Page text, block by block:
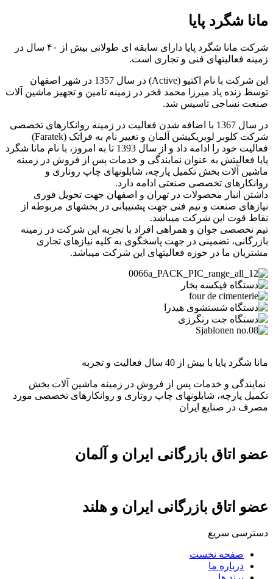
مانا شگرد پایا
شرکت مانا شگرد پایا دارای سابقه ای طولانی بیش از ۴۰ سال در
زمینه فعالیتهای فنی و تجاری است.
این شرکت با نام اکتیو (Active) در سال 1357 در شهر اصفهان
توسط زنده یاد میرزا محمد فخر در زمینه تامین و تجهیز ماشین آلات
صنعت نساجی تاسیس شد.
در سال 1367 با اضافه شدن فعالیت در زمینه روانکارهای تخصصی
شرکت کلوبر لوبریکیشن آلمان و تغییر نام به فراتک (Faratek)
فعالیت خود را ادامه داد و از سال 1393 تا به امروز، با نام مانا شگرد
پایا فعالیتش به عنوان نمایندگی و خدمات پس از فروش در زمینه
ماشین آلات بخش تکمیل پارچه، شابلونهای چاپ روتاری و
روانکارهای تخصصی صنعتی ادامه دارد.
داشتن انبار محصولات در تهران و اصفهان جهت تحویل فوری
نیازهای صنعت و تیم فنی جهت پشتیبانی در بخشهای مربوطه از
نقاط قوت این شرکت میباشد.
تیم تخصصی جوان و همراهی افراد با تجربه این شرکت در زمینه
بازرگانی، تضمینی در جهت پاسخگوی به کلیه نیازهای تجاری
مشتریان ما در حوزه فعالیتهای این شرکت میباشد.
مانا شگرد پایا با بیش از 40 سال فعالیت و تجربه
نمایندگی و خدمات پس از فروش در زمینه ماشین آلات بخش
تکمیل پارچه، شابلونهای چاپ روتاری و روانکارهای تخصصی مورد
مصرف در صنایع ایران
عضو اتاق بازرگانی ایران و آلمان
عضو اتاق بازرگانی ایران و هلند
دسترسی سریع
صفحه نخست
درباره ما